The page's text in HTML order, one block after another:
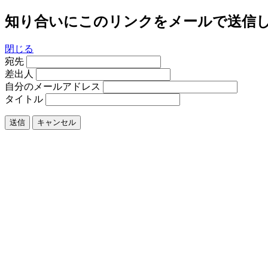
知り合いにこのリンクをメールで送信
閉じる
宛先
差出人
自分のメールアドレス
タイトル
送信 キャンセル